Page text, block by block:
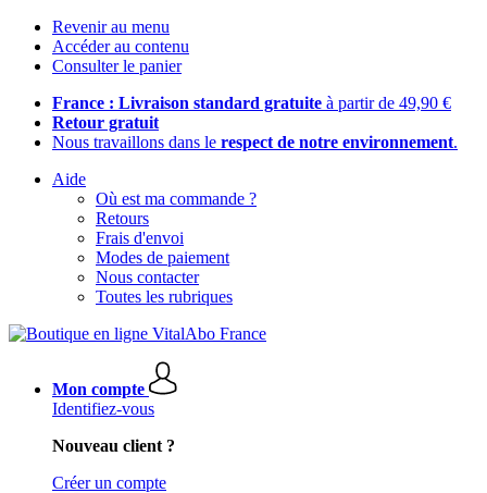
Revenir au menu
Accéder au contenu
Consulter le panier
France : Livraison standard gratuite à partir de 49,90 €
Retour gratuit
Nous travaillons dans le respect de notre environnement.
Aide
Où est ma commande ?
Retours
Frais d'envoi
Modes de paiement
Nous contacter
Toutes les rubriques
Mon compte
Identifiez-vous
Nouveau client ?
Créer un compte